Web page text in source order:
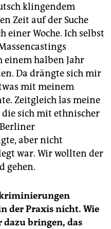
klingendem
Zeit auf der Suche
einer Woche. Ich selbst
einem halben Jahr
Da drängte sich mir
mit meinem
Zeitgleich las meine
sich mit ethnischer
aber nicht
war. Wir wollten der
gehen.
der Praxis nicht. Wie
bringen, das